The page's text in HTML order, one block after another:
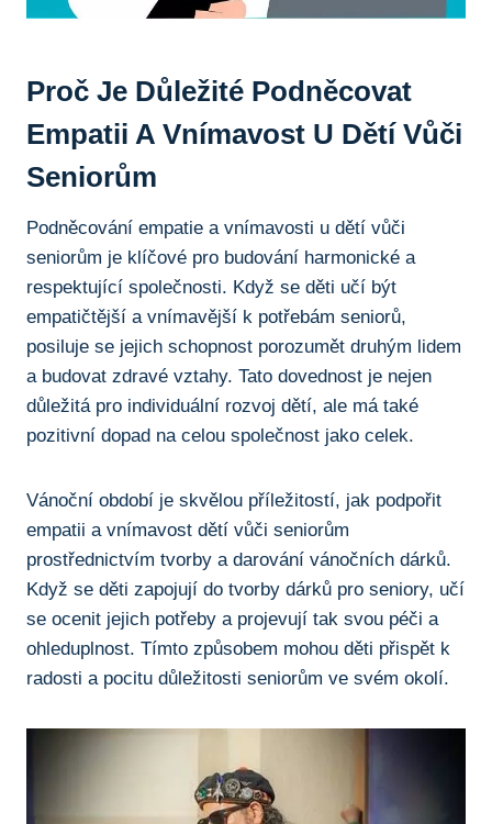
Proč Je Důležité Podněcovat
Empatii A‌ Vnímavost U Dětí ⁤vůči
Seniorům
Podněcování empatie a vnímavosti u dětí vůči
seniorům ⁤je klíčové pro budování harmonické a
respektující ⁣společnosti. Když se děti učí být⁢
empatičtější a vnímavější k potřebám seniorů,
posiluje se jejich schopnost porozumět druhým lidem
a budovat ‌zdravé‌ vztahy.‌ Tato dovednost je nejen
⁤důležitá pro individuální rozvoj dětí, ale má také
pozitivní dopad⁤ na celou⁣ společnost ⁤jako ⁢celek.
Vánoční období‍ je skvělou příležitostí, jak podpořit
empatii a ​vnímavost dětí​ vůči seniorům
prostřednictvím tvorby a darování vánočních dárků.
Když se děti zapojují do tvorby dárků ⁤pro seniory,‍ učí
se ocenit jejich potřeby a projevují tak svou péči ⁢a
ohleduplnost. Tímto⁢ způsobem ⁢mohou děti přispět k
⁢radosti a pocitu důležitosti seniorům ve​ svém okolí.